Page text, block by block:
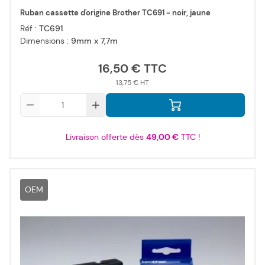
Ruban cassette d'origine Brother TC691 - noir, jaune
Réf : TC691
Dimensions : 9mm x 7,7m
16,50 €
13,75 €
Livraison offerte dès 49,00 €TTC !
OEM